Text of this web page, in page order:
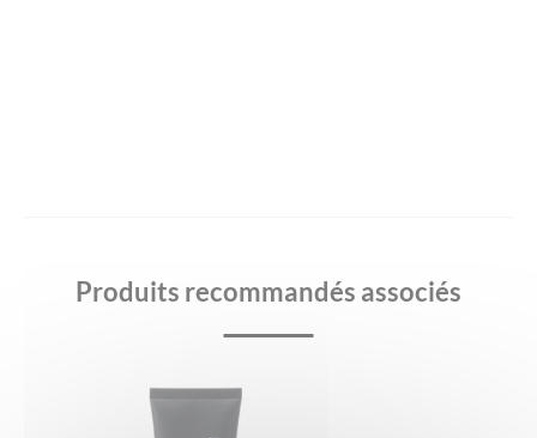
Produits recommandés associés